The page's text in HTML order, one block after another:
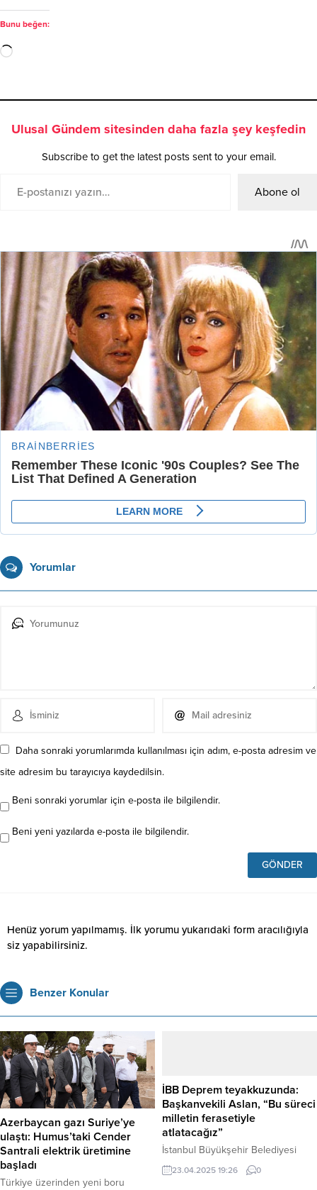
Bunu beğen:
Ulusal Gündem sitesinden daha fazla şey keşfedin
Subscribe to get the latest posts sent to your email.
Abone ol
Yorumlar
Daha sonraki yorumlarımda kullanılması için adım, e-posta adresim ve
site adresim bu tarayıcıya kaydedilsin.
Beni sonraki yorumlar için e-posta ile bilgilendir.
Beni yeni yazılarda e-posta ile bilgilendir.
Henüz yorum yapılmamış. İlk yorumu yukarıdaki form aracılığıyla
siz yapabilirsiniz.
Benzer Konular
Azerbaycan gazı Suriye’ye
ulaştı: Humus’taki Cender
Santrali elektrik üretimine
başladı
Türkiye üzerinden yeni boru
İBB Deprem teyakkuzunda:
Başkanvekili Aslan, “Bu süreci
milletin ferasetiyle
atlatacağız”
İstanbul Büyükşehir Belediyesi
(İBB), Silivri açıklarında meydana
gelen depremlerin ardından
23.04.2025 19:26 0